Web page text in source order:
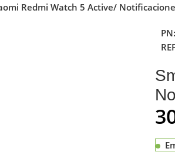
Redmi Watch 5 Active/
PN: